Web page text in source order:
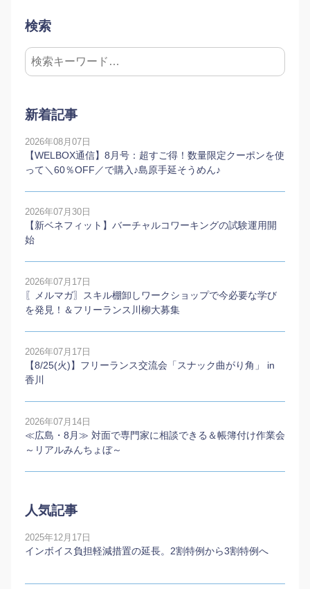
検索
新着記事
2026年08月07日
【WELBOX通信】8月号：超すご得！数量限定クーポンを使
って＼60％OFF／で購入♪島原手延そうめん♪
2026年07月30日
【新ベネフィット】バーチャルコワーキングの試験運用開
始
2026年07月17日
〖メルマガ〗スキル棚卸しワークショップで今必要な学び
を発見！＆フリーランス川柳大募集
2026年07月17日
【8/25(火)】フリーランス交流会「スナック曲がり角」 in
香川
2026年07月14日
≪広島・8月≫ 対面で専門家に相談できる＆帳簿付け作業会
～リアルみんちょぼ～
人気記事
2025年12月17日
インボイス負担軽減措置の延長。2割特例から3割特例へ